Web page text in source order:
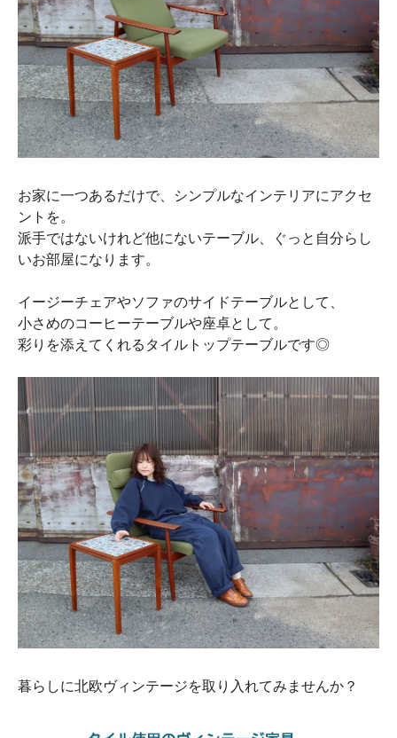
お家に一つあるだけで、シンプルなインテリアにアクセ
ントを。
派手ではないけれど他にないテーブル、ぐっと自分らし
いお部屋になります。
イージーチェアやソファのサイドテーブルとして、
小さめのコーヒーテーブルや座卓として。
彩りを添えてくれるタイルトップテーブルです◎
暮らしに北欧ヴィンテージを取り入れてみませんか？